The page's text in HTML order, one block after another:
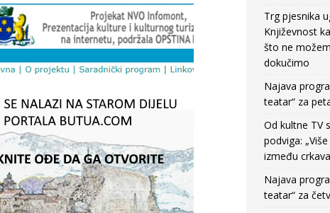
Trg pjesnika
Književnost
što ne
dokučimo
Najava
teatar“ za
Od kultne TV
podviga:
između crkava
Najava
teatar“ za